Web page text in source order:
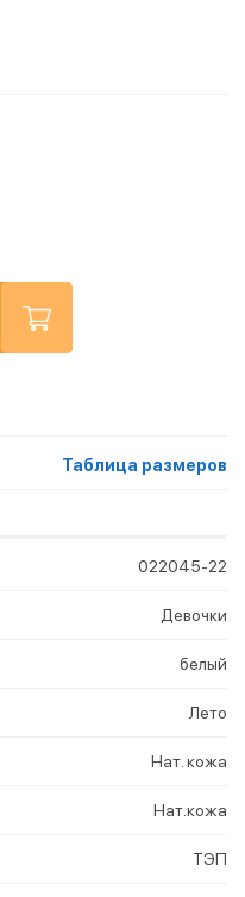
Таблица размеров
022045-22
Девочки
белый
Лето
Нат. кожа
Нат.кожа
ТЭП